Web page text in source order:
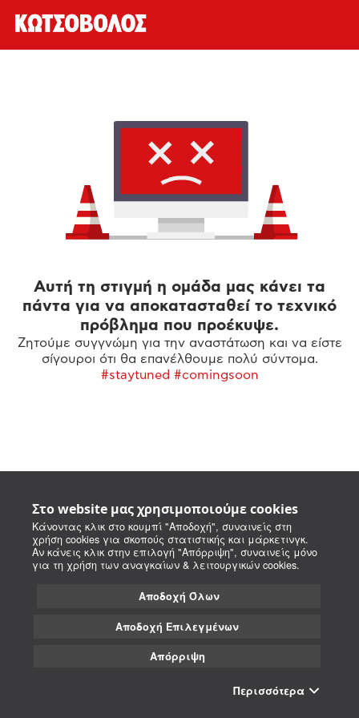
Στο website μας χρησιμοποιούμε cookies
Κάνοντας κλικ στο κουμπί "Αποδοχή", συναινείς στη
χρήση cookies για σκοπούς στατιστικής και μάρκετινγκ.
Αν κάνεις κλικ στην επιλογή "Απόρριψη", συναινείς μόνο
για τη χρήση των αναγκαίων & λειτουργικών cookies.
Αποδοχή Όλων
Αποδοχή Επιλεγμένων
Απόρριψη
Περισσότερα
Αυτή τη στιγμή η ομάδα μας κάνει τα
πάντα για να αποκατασταθεί το τεχνικό
πρόβλημα που προέκυψε.
Ζητούμε συγγνώμη για την αναστάτωση και να είστε
σίγουροι ότι θα επανέλθουμε πολύ σύντομα.
#staytuned #comingsoon